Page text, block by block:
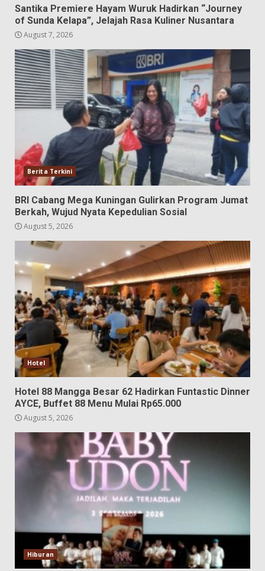
Santika Premiere Hayam Wuruk Hadirkan “Journey
of Sunda Kelapa”, Jelajah Rasa Kuliner Nusantara
August 7, 2026
Berita Terkini
BRI Cabang Mega Kuningan Gulirkan Program Jumat
Berkah, Wujud Nyata Kepedulian Sosial
August 5, 2026
Hotel
Hotel 88 Mangga Besar 62 Hadirkan Funtastic Dinner
AYCE, Buffet 88 Menu Mulai Rp65.000
August 5, 2026
Hiburan